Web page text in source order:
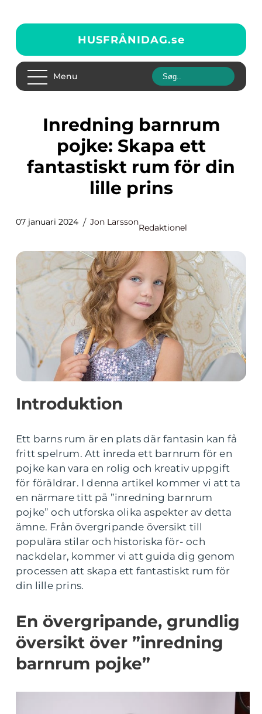
HUSFRÅNIDAG.se
Menu
Inredning barnrum
pojke: Skapa ett
fantastiskt rum för din
lille prins
07 januari 2024 Jon Larsson
Redaktionel
Introduktion
Ett barns rum är en plats där fantasin kan få
fritt spelrum. Att inreda ett barnrum för en
pojke kan vara en rolig och kreativ uppgift
för föräldrar. I denna artikel kommer vi att ta
en närmare titt på ”inredning barnrum
pojke” och utforska olika aspekter av detta
ämne. Från övergripande översikt till
populära stilar och historiska för- och
nackdelar, kommer vi att guida dig genom
processen att skapa ett fantastiskt rum för
din lille prins.
En övergripande, grundlig
översikt över ”inredning
barnrum pojke”